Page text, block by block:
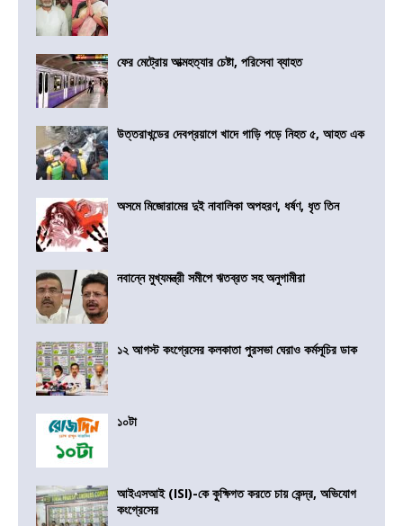
ফের মেট্রোয় আত্মহত্যার চেষ্টা, পরিসেবা ব্যাহত
উত্তরাখন্ডের দেবপ্রয়াগে খাদে গাড়ি পড়ে নিহত ৫, আহত এক
অসমে মিজোরামের দুই নাবালিকা অপহরণ, ধর্ষণ, ধৃত তিন
নবান্নে মুখ্যমন্ত্রী সমীপে ঋতব্রত সহ অনুগামীরা
১২ আগস্ট কংগ্রেসের কলকাতা পুরসভা ঘেরাও কর্মসূচির ডাক
১০টা
আইএসআই (ISI)-কে কুক্ষিগত করতে চায় কেন্দ্র, অভিযোগ
কংগ্রেসের